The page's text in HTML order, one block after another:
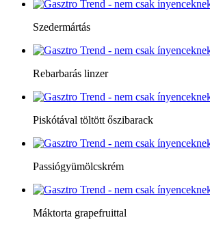
Szedermártás
Rebarbarás linzer
Piskótával töltött őszibarack
Passiógyümölcskrém
Máktorta grapefruittal